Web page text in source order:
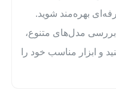
بهره‌مند شوید.
مدل‌های متنوع،
و ابزار مناسب خود را